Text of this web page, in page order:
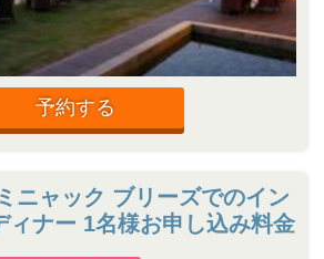
予約する
ニャック ブリーズでのイン
ィナー 1名様お申し込み料金